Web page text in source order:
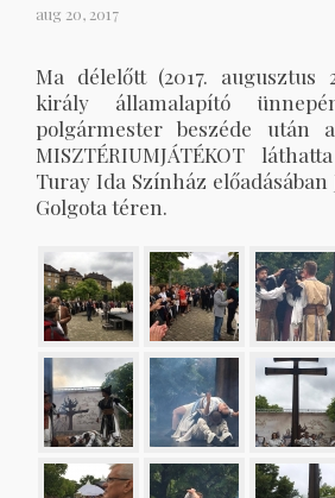
aug 20, 2017
Ma délelőtt (2017. augusztus
király államalapító
polgármester beszéde után
MISZTÉRIUMJÁTÉKOT
Turay Ida Színház előadásában
Golgota téren.